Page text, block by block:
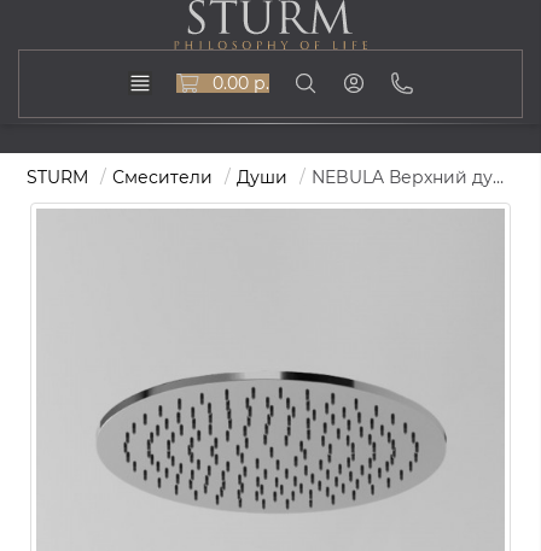
0.00 р.
STURM Смесители Души NEBULA Верхний душ круглый D=400 мм, хром ST-NEB-000134-CR